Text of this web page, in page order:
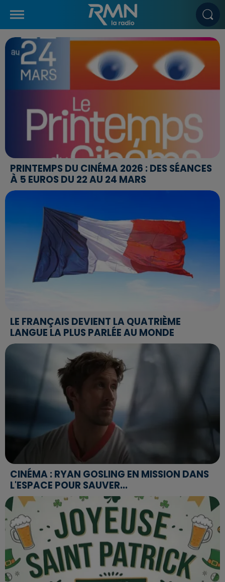
PRINTEMPS DU CINÉMA 2026 : DES SÉANCES
À 5 EUROS DU 22 AU 24 MARS
LE FRANÇAIS DEVIENT LA QUATRIÈME
LANGUE LA PLUS PARLÉE AU MONDE
CINÉMA : RYAN GOSLING EN MISSION DANS
L'ESPACE POUR SAUVER...